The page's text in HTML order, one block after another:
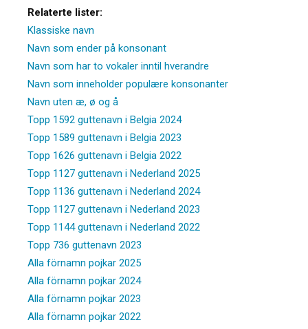
Relaterte lister:
Klassiske navn
Navn som ender på konsonant
Navn som har to vokaler inntil hverandre
Navn som inneholder populære konsonanter
Navn uten æ, ø og å
Topp 1592 guttenavn i Belgia 2024
Topp 1589 guttenavn i Belgia 2023
Topp 1626 guttenavn i Belgia 2022
Topp 1127 guttenavn i Nederland 2025
Topp 1136 guttenavn i Nederland 2024
Topp 1127 guttenavn i Nederland 2023
Topp 1144 guttenavn i Nederland 2022
Topp 736 guttenavn 2023
Alla förnamn pojkar 2025
Alla förnamn pojkar 2024
Alla förnamn pojkar 2023
Alla förnamn pojkar 2022